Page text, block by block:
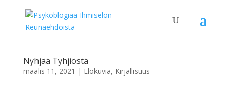
Nyhjää Tyhjiöstä
maalis 11, 2021 | Elokuvia, Kirjallisuus